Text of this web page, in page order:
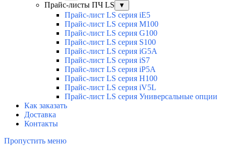
Прайс-листы ПЧ LS ▼
Прайс-лист LS серия iE5
Прайс-лист LS серия M100
Прайс-лист LS серия G100
Прайс-лист LS серия S100
Прайс-лист LS серия iG5A
Прайс-лист LS серия iS7
Прайс-лист LS серия iP5A
Прайс-лист LS серия H100
Прайс-лист LS серия iV5L
Прайс-лист LS серия Универсальные опции
Как заказать
Доставка
Контакты
Пропустить меню